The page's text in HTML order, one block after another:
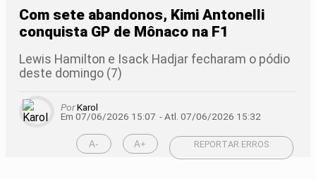
Com sete abandonos, Kimi Antonelli
conquista GP de Mônaco na F1
Lewis Hamilton e Isack Hadjar fecharam o pódio
deste domingo (7)
PorKarol
Em 07/06/2026 15:07 - Atl. 07/06/2026 15:32
A- A+ REPORTAR ERROS